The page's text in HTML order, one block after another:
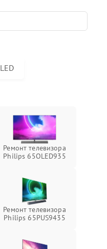
LED
Ремонт телевизора
Philips 65OLED935
Ремонт телевизора
Philips 65PUS9435